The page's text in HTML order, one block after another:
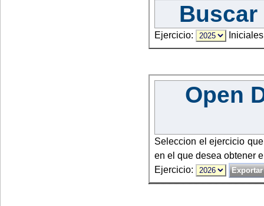
Ejercicio:
Open
Seleccion el ejercicio
en el que desea obtener
Ejercicio: